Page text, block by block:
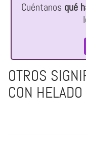
Cuéntanos qué
OTROS
CON HELADO